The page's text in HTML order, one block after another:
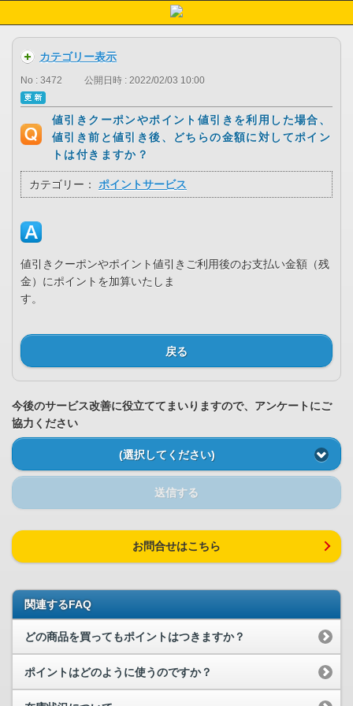
カテゴリー表示
No : 3472 公開日時 : 2022/02/03 10:00
値引きクーポンやポイント値引きを利用した場合、
値引き前と値引き後、どちらの金額に対してポイン
トは付きますか？
カテゴリー： ポイントサービス
値引きクーポンやポイント値引きご利用後のお支払い金額（残
金）にポイントを加算いたしま
す。
戻る
今後のサービス改善に役立ててまいりますので、アンケートにご
協力ください
(選択してください)
送信する
お問合せはこちら
関連するFAQ
どの商品を買ってもポイントはつきますか？
ポイントはどのように使うのですか？